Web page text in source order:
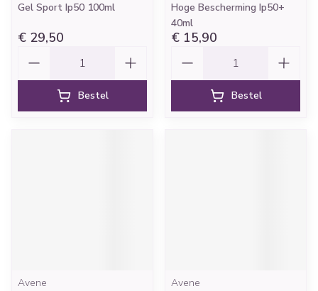
Gel Sport Ip50 100ml
€ 29,50
Bestel
Hoge Bescherming Ip50+
40ml
€ 15,90
Bestel
Avene
Avene